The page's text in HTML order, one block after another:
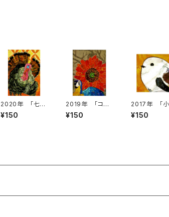
2020年 「七面
鳥」 絵はがき
¥150
2019年 「コン
ゴウインコと太
陽」絵はがき
¥150
2017年 「小
なエナガ」絵は
がき
¥150